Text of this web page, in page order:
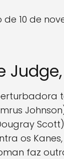
de 10 de
os
faz